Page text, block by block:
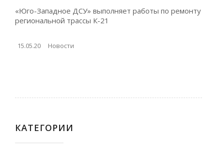
«Юго-Западное ДСУ» выполняет работы по ремонту
региональной трассы К-21
15.05.20 Новости
КАТЕГОРИИ